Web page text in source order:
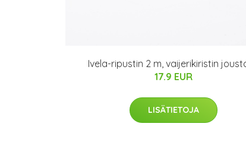
Ivela-ripustin 2 m, vaijerikiristin
17.9 EUR
LISÄTIETOJA